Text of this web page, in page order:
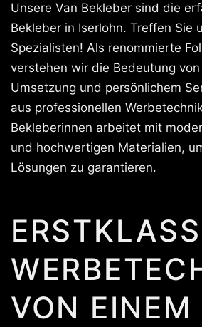
Unsere Van Bekleber sind die
Bekleber in Iserlohn. Treffen Sie
Spezialisten! Als renommierte
verstehen wir die Bedeutung
Umsetzung und persönlichem
aus professionellen
Bekleberinnen arbeitet mit
und hochwertigen Materialien,
Lösungen zu garantieren.
VON EINEM